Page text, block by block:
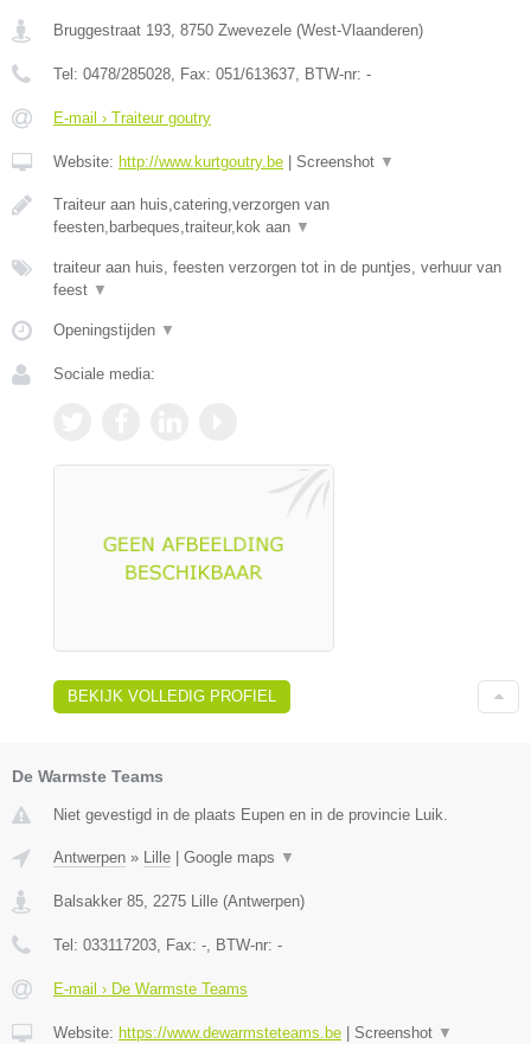
Bruggestraat 193 8750 Zwevezele (West-Vlaanderen)
Tel: 0478/285028 , Fax: 051/613637 , BTW-nr: -
E-mail › Traiteur goutry
Website: http://www.kurtgoutry.be | Screenshot ▼
Traiteur aan huis,catering,verzorgen van
feesten,barbeques,traiteur,kok aan ▼
traiteur aan huis, feesten verzorgen tot in de puntjes, verhuur van
feest ▼
Openingstijden ▼
Sociale media:
BEKIJK VOLLEDIG PROFIEL
De Warmste Teams
Niet gevestigd in de plaats Eupen en in de provincie Luik.
Antwerpen » Lille Google maps ▼
Balsakker 85, 2275 Lille (Antwerpen)
Tel: 033117203, Fax: -, BTW-nr: -
E-mail › De Warmste Teams
Website: https://www.dewarmsteteams.be Screenshot ▼